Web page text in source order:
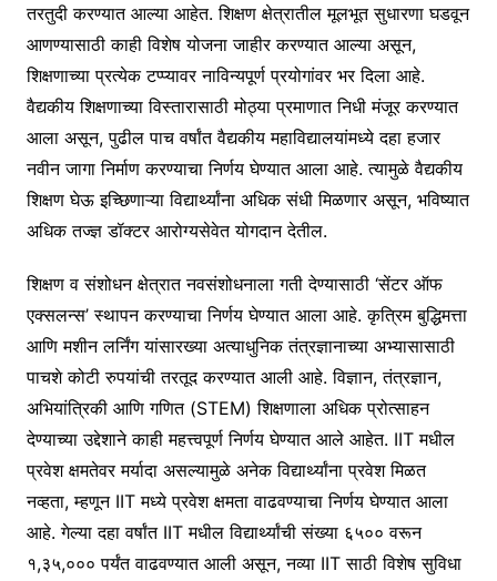
तरतुदी करण्यात आल्या आहेत. शिक्षण क्षेत्रातील मूलभूत सुधारणा घडवून
आणण्यासाठी काही विशेष योजना जाहीर करण्यात आल्या असून,
शिक्षणाच्या प्रत्येक टप्प्यावर नाविन्यपूर्ण प्रयोगांवर भर दिला आहे.
वैद्यकीय शिक्षणाच्या विस्तारासाठी मोठ्या प्रमाणात निधी मंजूर करण्यात
आला असून, पुढील पाच वर्षांत वैद्यकीय महाविद्यालयांमध्ये दहा हजार
नवीन जागा निर्माण करण्याचा निर्णय घेण्यात आला आहे. त्यामुळे वैद्यकीय
शिक्षण घेऊ इच्छिणाऱ्या विद्यार्थ्यांना अधिक संधी मिळणार असून, भविष्यात
अधिक तज्ज्ञ डॉक्टर आरोग्यसेवेत योगदान देतील.
शिक्षण व संशोधन क्षेत्रात नवसंशोधनाला गती देण्यासाठी ‘सेंटर ऑफ
एक्सलन्स’ स्थापन करण्याचा निर्णय घेण्यात आला आहे. कृत्रिम बुद्धिमत्ता
आणि मशीन लर्निंग यांसारख्या अत्याधुनिक तंत्रज्ञानाच्या अभ्यासासाठी
पाचशे कोटी रुपयांची तरतूद करण्यात आली आहे. विज्ञान, तंत्रज्ञान,
अभियांत्रिकी आणि गणित (STEM) शिक्षणाला अधिक प्रोत्साहन
देण्याच्या उद्देशाने काही महत्त्वपूर्ण निर्णय घेण्यात आले आहेत. IIT मधील
प्रवेश क्षमतेवर मर्यादा असल्यामुळे अनेक विद्यार्थ्यांना प्रवेश मिळत
नव्हता, म्हणून IIT मध्ये प्रवेश क्षमता वाढवण्याचा निर्णय घेण्यात आला
आहे. गेल्या दहा वर्षांत IIT मधील विद्यार्थ्यांची संख्या ६५०० वरून
१,३५,००० पर्यंत वाढवण्यात आली असून, नव्या IIT साठी विशेष सुविधा